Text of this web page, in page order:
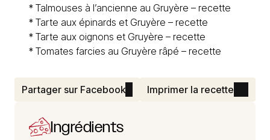
* Talmouses à l’ancienne au Gruyère – recette
* Tarte aux épinards et Gruyère – recette
* Tarte aux oignons et Gruyère – recette
* Tomates farcies au Gruyère râpé – recette
Partager sur Facebook Imprimer la recette
Ingrédients